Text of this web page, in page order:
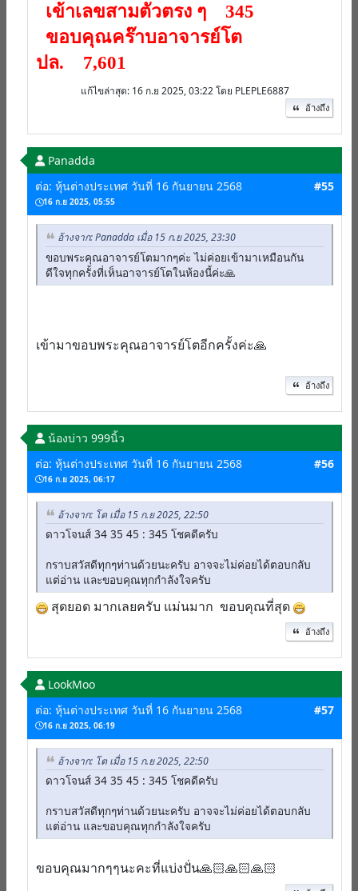
เข้าเลขสามตัวตรง ๆ 345
ขอบคุณคร๊าบอาจารย์โต
ปล. 7,601
แก้ไขล่าสุด: 16 ก.ย 2025, 03:22 โดย PLEPLE6887
อ้างถึง
Panadda
ต่อ: หุ้นต่างประเทศ วันที่ 16 กันยายน 2568
16 ก.ย 2025, 05:55
#55
อ้างจาก: Panadda เมื่อ 15 ก.ย 2025, 23:30
ขอบพระคุณอาจารย์โตมากๆค่ะ ไม่ค่อยเข้ามาเหมือนกัน
ดีใจทุกครั้งที่เห็นอาจารย์โตในห้องนี้ค่ะ🙏
เข้ามาขอบพระคุณอาจารย์โตอีกครั้งค่ะ🙏
อ้างถึง
น้องบ่าว 999นิ้ว
ต่อ: หุ้นต่างประเทศ วันที่ 16 กันยายน 2568
16 ก.ย 2025, 06:17
#56
อ้างจาก: โต เมื่อ 15 ก.ย 2025, 22:50
ดาวโจนส์ 34 35 45 : 345 โชคดีครับ
กราบสวัสดีทุกๆท่านด้วยนะครับ อาจจะไม่ค่อยได้ตอบกลับ
แต่อ่าน และขอบคุณทุกกำลังใจครับ
สุดยอด มากเลยครับ แม่นมาก ขอบคุณที่สุด
อ้างถึง
LookMoo
ต่อ: หุ้นต่างประเทศ วันที่ 16 กันยายน 2568
16 ก.ย 2025, 06:19
#57
อ้างจาก: โต เมื่อ 15 ก.ย 2025, 22:50
ดาวโจนส์ 34 35 45 : 345 โชคดีครับ
กราบสวัสดีทุกๆท่านด้วยนะครับ อาจจะไม่ค่อยได้ตอบกลับ
แต่อ่าน และขอบคุณทุกกำลังใจครับ
ขอบคุณมากๆๆนะคะที่แบ่งปั่น🙏🏻🙏🏻🙏🏻